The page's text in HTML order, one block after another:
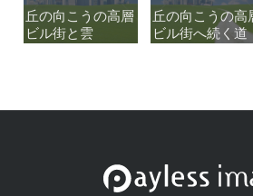
丘の向こうの高層
ビル街と雲
丘の向こうの高層
ビル街と雲
丘の向こうの高
ビル街へ続く道
丘の向こうの高
ビル街へ続く道